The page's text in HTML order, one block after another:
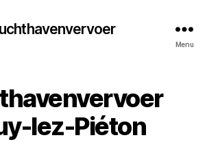
Menu
lez-Piéton